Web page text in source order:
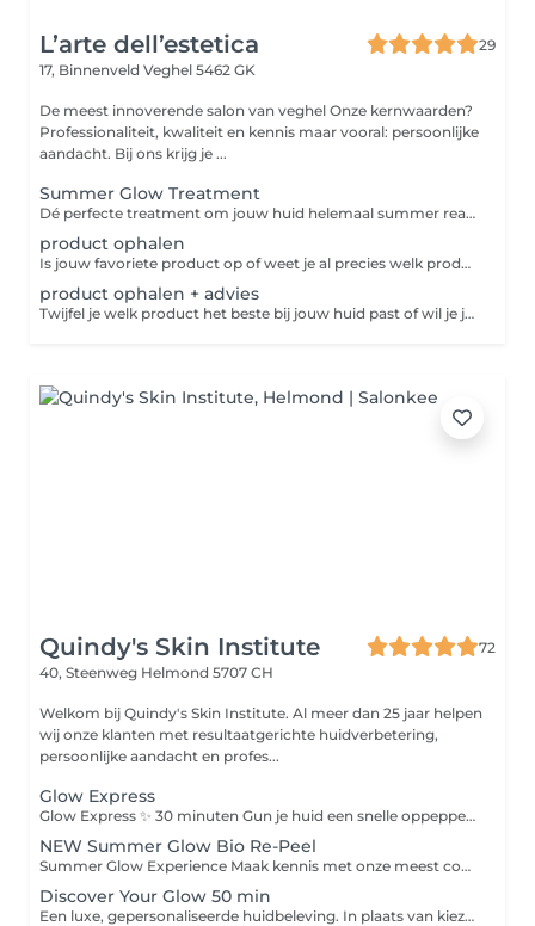
L’arte dell’estetica
29
17, Binnenveld Veghel 5462 GK
De meest innoverende salon van veghel Onze kernwaarden?
Professionaliteit, kwaliteit en kennis maar vooral: persoonlijke
aandacht. Bij ons krijg je ...
Summer Glow Treatment
Dé perfecte treatment om jouw huid helemaal summer ready te maken! Deze behandeling is een compleet verzorgingspakket waarbij niet alleen het gezicht, maar ook de armen extra aandacht krijgen. We merken namelijk vaak dat, naarmate we ouder worden, de armen ook wat extra verzorging kunnen gebruiken. Daarom hebben we een treatment samengesteld die zorgt voor een mooie glow én verzorging van top tot teen. Wat kun je verwachten? Een complete HydroPeptide behandeling Verzorging voor zowel gezicht als armen Een prachtige frisse glow Ontspanning én huidverbetering in één behandeling En extra fijn: Je ontvangt de HydroPeptide Sun Slick SPF50 cadeau t.w.v. €38 Deze handige SPF stick is perfect voor onderweg, past makkelijk in je tas en is ideaal voor zowel gezicht als lichaam.
product ophalen
Is jouw favoriete product op of weet je al precies welk product je wilt aanschaffen? Boek dan deze afspraak. We leggen jouw producten voor je klaar, zodat je ze snel en gemakkelijk kunt ophalen. Ideaal als je geen advies nodig hebt en precies weet wat je zoekt.
product ophalen + advies
Twijfel je welk product het beste bij jouw huid past of wil je jouw huidverzorgingsroutine opnieuw bekijken? Boek dan deze afspraak. Tijdens een persoonlijk advies kijken we samen naar de behoeften van jouw huid en adviseren we de producten die het beste aansluiten. Zo ga je naar huis met een routine die écht bij jou past.
Quindy's Skin Institute
72
40, Steenweg Helmond 5707 CH
Welkom bij Quindy's Skin Institute. Al meer dan 25 jaar helpen
wij onze klanten met resultaatgerichte huidverbetering,
persoonlijke aandacht en profes...
Glow Express
Glow Express ✨ 30 minuten Gun je huid een snelle oppepper met de Glow Express. Deze behandeling is ideaal als onderhoud, voor een speciale gelegenheid of wanneer je huid behoefte heeft aan een frisse boost. De behandeling bestaat uit: Dieptereiniging Milde peeling Verzorgend masker Beauty Angel lichtbehandeling Afsluitende verzorging Na afloop voelt je huid fris, verzorgd en straalt ze met een gezonde glow. Glow Express Deluxe ✨ 45 minuten De Glow Express Deluxe biedt alles van de Glow Express, aangevuld met een intensieve bindweefselmassage voor extra aandacht en huidverbetering. Deze massage stimuleert de doorbloeding, ondersteunt de huidstructuur en geeft de huid een frisse, stevige uitstraling. De behandeling bestaat uit: Dieptereiniging Milde peeling Bindweefselmassage Verzorgend masker Beauty Angel lichtbehandeling Afsluitende verzorging Een complete boost voor de huid, waarbij ontspanning en huidverbetering samenkomen voor een gezonde, stralende uitstraling.
NEW Summer Glow Bio Re-Peel
Summer Glow Experience Maak kennis met onze meest complete zomerbehandeling voor een frisse, stevige en stralende huid. Tijdens de Summer Glow Experience combineren we de huidvernieuwende werking van BioRePeel met een intensieve bindweefselmassage onze cooling globes en een ontspannend LED-lichtmasker. Deze krachtige combinatie stimuleert de huidvernieuwing, activeert de doorbloeding, ondersteunt de collageenaanmaak en zorgt voor een gezonde, natuurlijke glow. Afgestemd op jouw huidtype werken we met de hoogwaardige producten van LABAREAU of Natura Bissé voor een optimaal resultaat. Resultaat: Direct een frisse en stralende uitstraling Verfijnde huidstructuur en poriën Meer stevigheid en elasticiteit Intensieve hydratatie en herstel Een gezonde summer glow zonder downtime De perfecte behandeling voor wie zichtbaar resultaat én een moment van luxe wil ervaren.
Discover Your Glow 50 min
Een luxe, gepersonaliseerde huidbeleving. In plaats van kiezen uit losse behandelingen, kies je bij ons alleen jouw behandeltijd. Wij stemmen elke behandeling volledig af op wat jouw huid op dat moment nodig heeft. Jij ontspant. Wij creëren jouw perfecte glow.